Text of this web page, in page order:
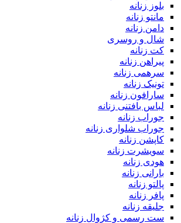
بلوز زنانه
مانتو زنانه
دامن زنانه
شال و روسری
کت زنانه
پیراهن زنانه
سرهمی زنانه
تونیک زنانه
سارافون زنانه
لباس بافتنی زنانه
جوراب زنانه
جوراب شلواری زنانه
کاپشن زنانه
سویشرت زنانه
هودی زنانه
بارانی زنانه
پالتو زنانه
پافر زنانه
جلیقه زنانه
ست رسمی و کژوال زنانه